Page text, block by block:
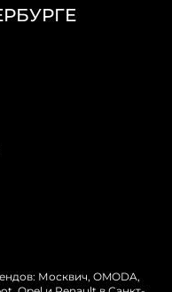
Москвич, OMODA,